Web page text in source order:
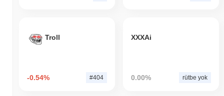
Troll
-0.54% #404
XXXAi
0.00% rütbe yok